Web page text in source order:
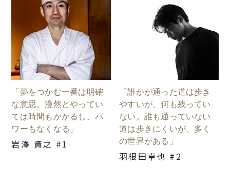
「夢をつかむ一番は明確
な意思。漫然とやってい
ては時間もかかるし、パ
ワーもなくなる」
岩澤 資之 #1
「誰かが通った道は歩き
やすいが、何も残ってい
ない。誰も通っていない
道は歩きにくいが、多く
の世界がある」
羽根田卓也 #2